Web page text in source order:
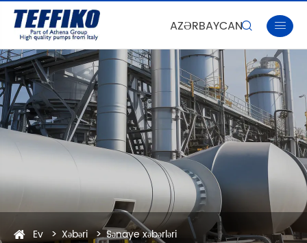
AZƏRBAYCAN 
Ev Xəbəri Sənaye xəbərləri